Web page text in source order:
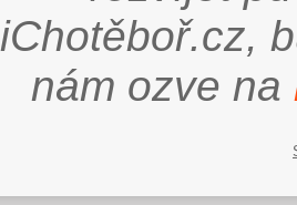
iChotěboř.cz,
nám ozve na